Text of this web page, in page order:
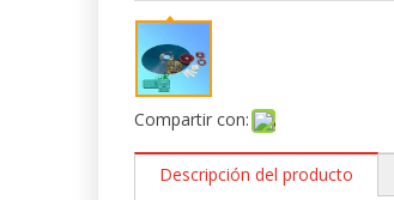
Compartir con:
Descripción del producto